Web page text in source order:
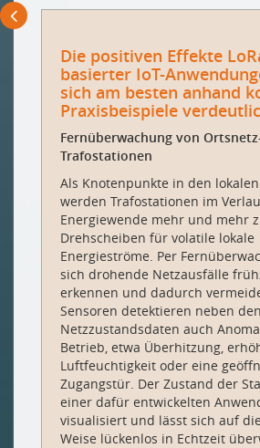
Die positiven Effekte
basierter IoT-
sich am besten anhand
Praxisbeispiele
Fernüberwachung von
Trafostationen
Als Knotenpunkte in den
werden Trafostationen im
Energiewende mehr und mehr
Drehscheiben für volatile lokale
Energieströme. Per
sich drohende Netzausfälle
erkennen und dadurch
Sensoren detektieren neben
Netzzustandsdaten auch
Betrieb, etwa Überhitzung,
Luftfeuchtigkeit oder eine
Zugangstür. Der Zustand der
einer dafür entwickelten
visualisiert und lässt sich auf
Weise lückenlos in Echtzeit